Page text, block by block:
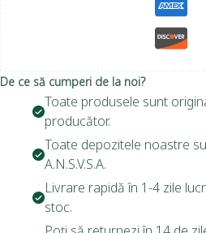
De ce să cumperi de la noi?
Toate produsele sunt
producător.
Toate depozitele noastre
A.N.S.V.S.A.
Livrare rapidă în 1-4 zile
stoc.